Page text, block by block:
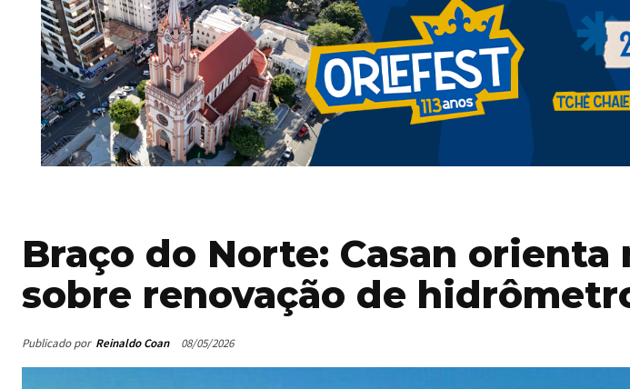
Braço do Norte: Casan orienta
sobre renovação de
Publicado por Reinaldo Coan 08/05/2026